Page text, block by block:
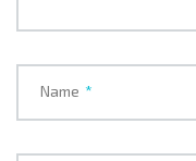
Name *